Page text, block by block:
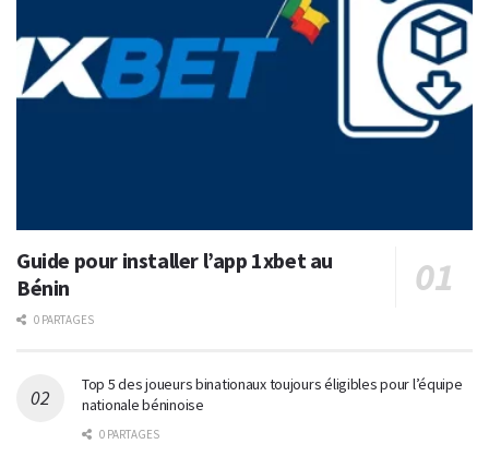
Guide pour installer l’app 1xbet au
Bénin
0 PARTAGES
Top 5 des joueurs binationaux toujours éligibles pour l’équipe
nationale béninoise
0 PARTAGES